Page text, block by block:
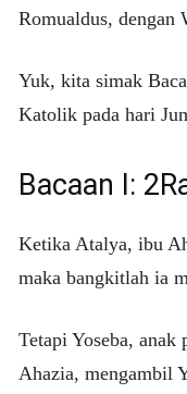
Romualdus,
Yuk, kita simak
Katolik pada hari
Bacaan I:
Ketika Atalya, ibu
maka bangkitlah ia
Tetapi Yoseba, anak
Ahazia, mengambil